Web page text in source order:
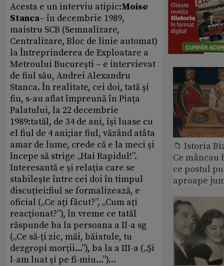
Acesta e un interviu atipic:Moise
Stanca– în decembrie 1989,
maistru SCB (Semnalizare,
Centralizare, Bloc de linie automat)
la Întreprinderea de Exploatare a
Metroului Bucureşti – e intervievat
de fiul său, Andrei Alexandru
Stanca. În realitate, cei doi, tată şi
fiu, s-au aflat împreună în Piaţa
Palatului, la 22 decembrie
1989:tatăl, de 34 de ani, îşi luase cu
el fiul de 4 ani;iar fiul, văzând atâta
amar de lume, crede că e la meci şi
începe să strige „Hai Rapidul!”.
Interesantă e şi relaţia care se
stabileşte între cei doi în timpul
discuţiei:fiul se formalizează, e
oficial („Ce aţi făcut?”, „Cum aţi
reacţionat?”), în vreme ce tatăl
răspunde ba la persoana a II-a sg
(„Ce să-ţi zic, măi, băiatule, tu
dezgropi morţii...”), ba la a III-a („Şi
l-am luat şi pe fi-miu...”)...
📁 Istoria
Ce
ce postul
aproape